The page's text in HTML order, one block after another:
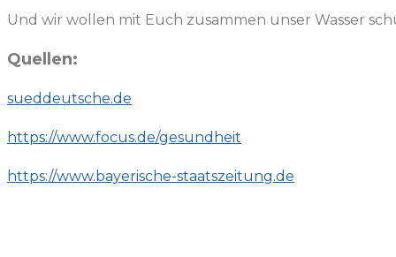
Und wir wollen mit Euch zusammen unser Wasser
Quellen:
sueddeutsche.de
https://www.focus.de/gesundheit
https://www.bayerische-staatszeitung.de